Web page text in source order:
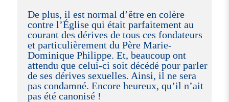
De plus, il est normal d’être en colère
contre l’Église qui était parfaitement au
courant des dérives de tous ces fondateurs
et particulièrement du Père Marie-
Dominique Philippe. Et, beaucoup ont
attendu que celui-ci soit décédé pour parler
de ses dérives sexuelles. Ainsi, il ne sera
pas condamné. Encore heureux, qu’il n’ait
pas été canonisé !